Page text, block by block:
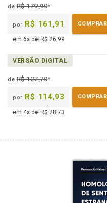
deR$ 179,90*
por R$ 161,91 COMPRAR
em 6x de R$ 26,99
VERSÃO DIGITAL
deR$ 127,70*
por R$ 114,93 COMPRAR
em 4x de R$ 28,73